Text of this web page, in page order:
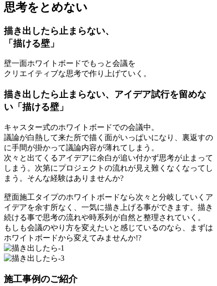
思考をとめない
描き出したら止まらない、
「描ける壁」
壁一面ホワイトボードでもっと会議を
クリエイティブな思考で作り上げていく。
描き出したら止まらない、アイデア試行を留めな
い「描ける壁」
キャスター式のホワイトボードでの会議中。
議論が白熱して来た所で描く面がいっぱいになり、裏返すの
に手間が掛かって議論内容が薄れてしまう。
次々と出てくるアイデアに余白が追い付かず思考が止まって
しまう。次第にプロジェクトの流れが見え難くなくなってし
まう。そんな経験はありませんか?
壁面施工タイプのホワイトボードなら次々と分岐していくア
イデアを余す所なく、一気に描き上げる事ができます。描き
続ける事で思考の流れや時系列が自然と整理されていく。
もしも会議のやり方を変えたいと感じているのなら、まずは
ホワイトボードから変えてみませんか!?
施工事例のご紹介